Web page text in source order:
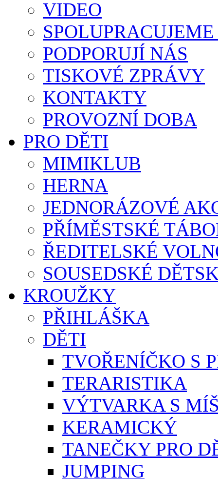
VIDEO
SPOLUPRACUJEME
PODPORUJÍ NÁS
TISKOVÉ ZPRÁVY
KONTAKTY
PROVOZNÍ DOBA
PRO DĚTI
MIMIKLUB
HERNA
JEDNORÁZOVÉ
PŘÍMĚSTSKÉ
ŘEDITELSKÉ
SOUSEDSKÉ
KROUŽKY
PŘIHLÁŠKA
DĚTI
TVOŘENÍČKO S
TERARISTIKA
VÝTVARKA S
KERAMICKÝ
TANEČKY PRO
JUMPING